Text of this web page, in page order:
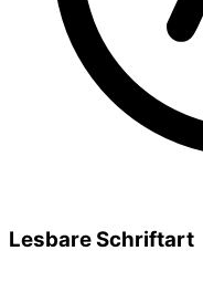
Lesbare Schriftart